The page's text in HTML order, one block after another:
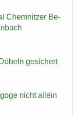
Chem­nit­zer Be­
ge­si­chert
nicht al­lein